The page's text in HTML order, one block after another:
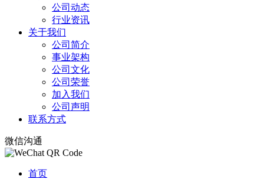
公司动态
行业资讯
关于我们
公司简介
事业架构
公司文化
公司荣誉
加入我们
公司声明
联系方式
微信沟通
首页